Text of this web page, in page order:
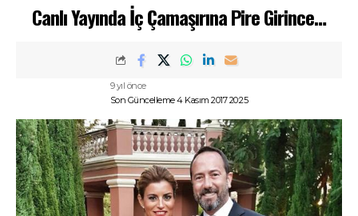
Canlı Yayında İç Çamaşırına Pire Girince…
Son Güncelleme 4 Kasım 2017 20:25
9 yıl önce